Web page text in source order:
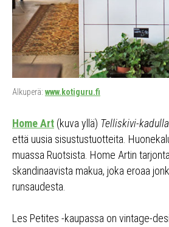
Alkuperä: www.kotiguru.fi
Home Art (kuva yllä) Telliskivi-kadulla
että uusia sisustustuotteita.
muassa Ruotsista. Home Artin
skandinaavista makua, joka eroaa
runsaudesta.
Les Petites -kaupassa on vintage-